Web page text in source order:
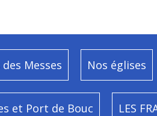
Messes Nos églises
et Port de Bouc LES